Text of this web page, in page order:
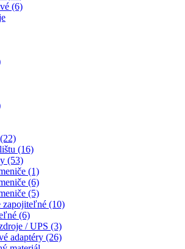
(6)
(16)
(53)
(1)
(6)
(5)
zapojiteľné (10)
(6)
/ UPS (3)
adaptéry (26)